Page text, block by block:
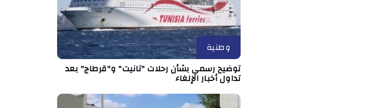
وطنية
توضيح رسمي بشأن رحلات "تانيت" و"قرطاج" بعد
تداول أخبار الإلغاء